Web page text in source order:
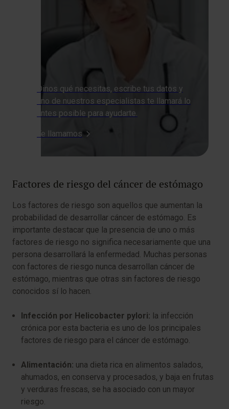
Dinos qué necesitas, escribe tus datos y
uno de nuestros especialistas te llamará lo
antes posible para ayudarte.
Te llamamos
Factores de riesgo del cáncer de estómago
Los factores de riesgo son aquellos que aumentan la
probabilidad de desarrollar cáncer de estómago. Es
importante destacar que la presencia de uno o más
factores de riesgo no significa necesariamente que una
persona desarrollará la enfermedad. Muchas personas
con factores de riesgo nunca desarrollan cáncer de
estómago, mientras que otras sin factores de riesgo
conocidos sí lo hacen.
Infección por Helicobacter pylori: la infección
crónica por esta bacteria es uno de los principales
factores de riesgo para el cáncer de estómago.
Alimentación: una dieta rica en alimentos salados,
ahumados, en conserva y procesados, y baja en frutas
y verduras frescas, se ha asociado con un mayor
riesgo.